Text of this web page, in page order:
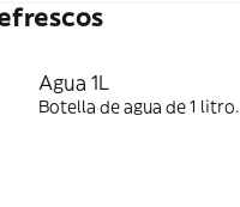
Agua 1L
Botella de agua de 1 litro.